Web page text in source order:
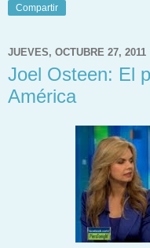
Compartir
JUEVES, OCTUBRE 27, 2011
Joel Osteen: El
América